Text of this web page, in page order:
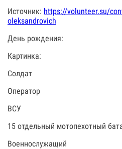
Источник: https://volunteer.su/
oleksandrovich
День рождения:
Картинка:
Солдат
Оператор
ВСУ
15 отдельный мотопехотный
Военнослужащий